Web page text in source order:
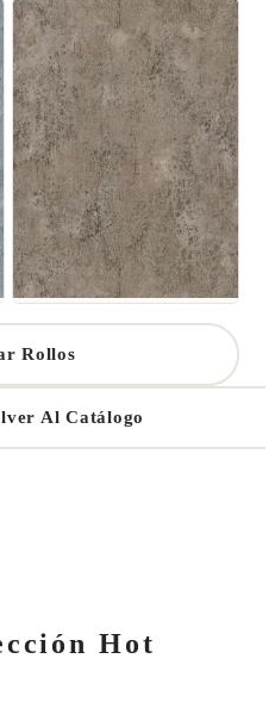
Rollos
Al Catálogo
Hot